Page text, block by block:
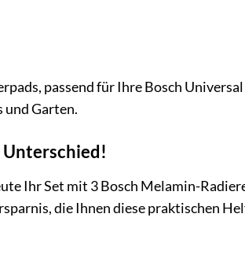
passend für Ihre Bosch
und Garten.
Unterschied!
Ihr Set mit 3 Bosch Melamin-
die Ihnen diese praktischen